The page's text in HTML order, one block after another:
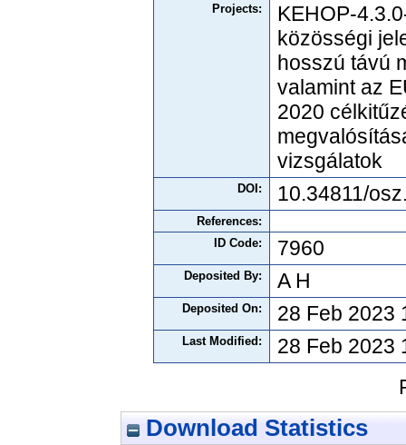
Projects:
KEHOP-
közösségi
hosszú távú
valamint az
2020
vizsgálatok
DOI: 10.34811/
References:
ID Code:
7960
Deposited By: A H
Deposited On: 28 Feb 2023
Last Modified:
28 Feb 2023
Download Statistics